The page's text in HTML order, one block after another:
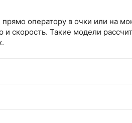
оператору в очки или на
скорость. Такие модели